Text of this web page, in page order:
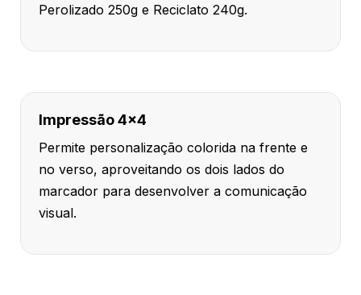
Perolizado 250g e Reciclato 240g.
Impressão 4x4
Permite personalização colorida na frente e
no verso, aproveitando os dois lados do
marcador para desenvolver a comunicação
visual.